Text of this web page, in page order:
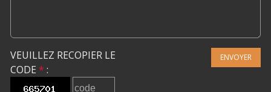
VEUILLEZ RECOPIER LE
CODE * :
ENVOYER